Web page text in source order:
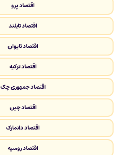
اقتصاد پرو
اقتصاد تایلند
اقتصاد تایوان
اقتصاد ترکیه
اقتصاد جمهوری چک
اقتصاد چین
اقتصاد دانمارک
اقتصاد روسیه